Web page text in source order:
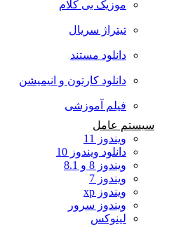
موزیک بی کلام
تیتراژ سریال
دانلود مستند
دانلود کارتون و انیمیشن
فیلم آموزشی
سیستم عامل
ویندوز 11
دانلود ویندوز 10
ویندوز 8 و 8.1
ویندوز 7
ویندوز xp
ویندوز سرور
لینوکس